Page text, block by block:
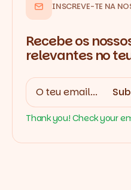
INSCREVE-TE NA
Recebe os
relevantes no
Thank you! Check your